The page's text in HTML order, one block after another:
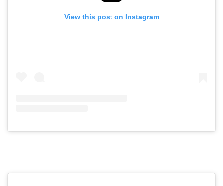
View this post on Instagram